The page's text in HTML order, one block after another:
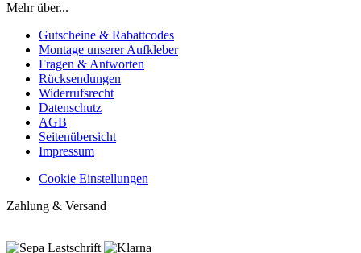
Mehr über...
Gutscheine & Rabattcodes
Montage unserer Aufkleber
Fragen & Antworten
Rücksendungen
Widerrufsrecht
Datenschutz
AGB
Seitenübersicht
Impressum
Cookie Einstellungen
Zahlung & Versand